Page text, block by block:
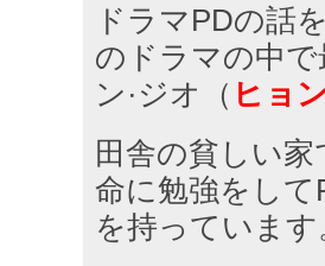
ドラマPDの話
のドラマの中
ン·ジオ（ ヒョ
田舎の貧しい
命に勉強をし
を持っています